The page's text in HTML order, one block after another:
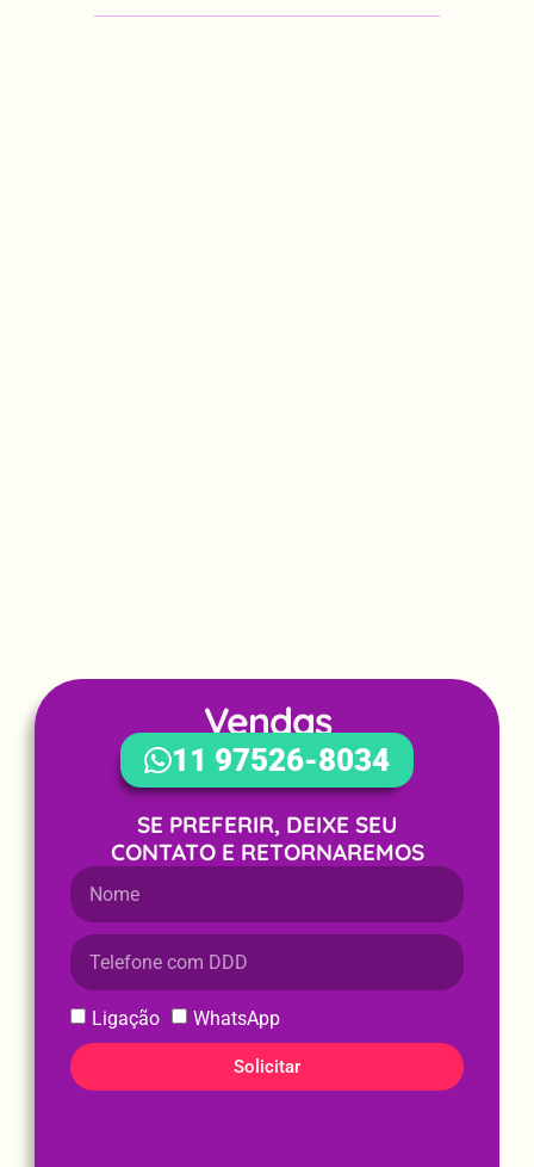
Vendas
11 97526-8034
SE PREFERIR, DEIXE SEU
CONTATO E RETORNAREMOS
Ligação WhatsApp
Solicitar